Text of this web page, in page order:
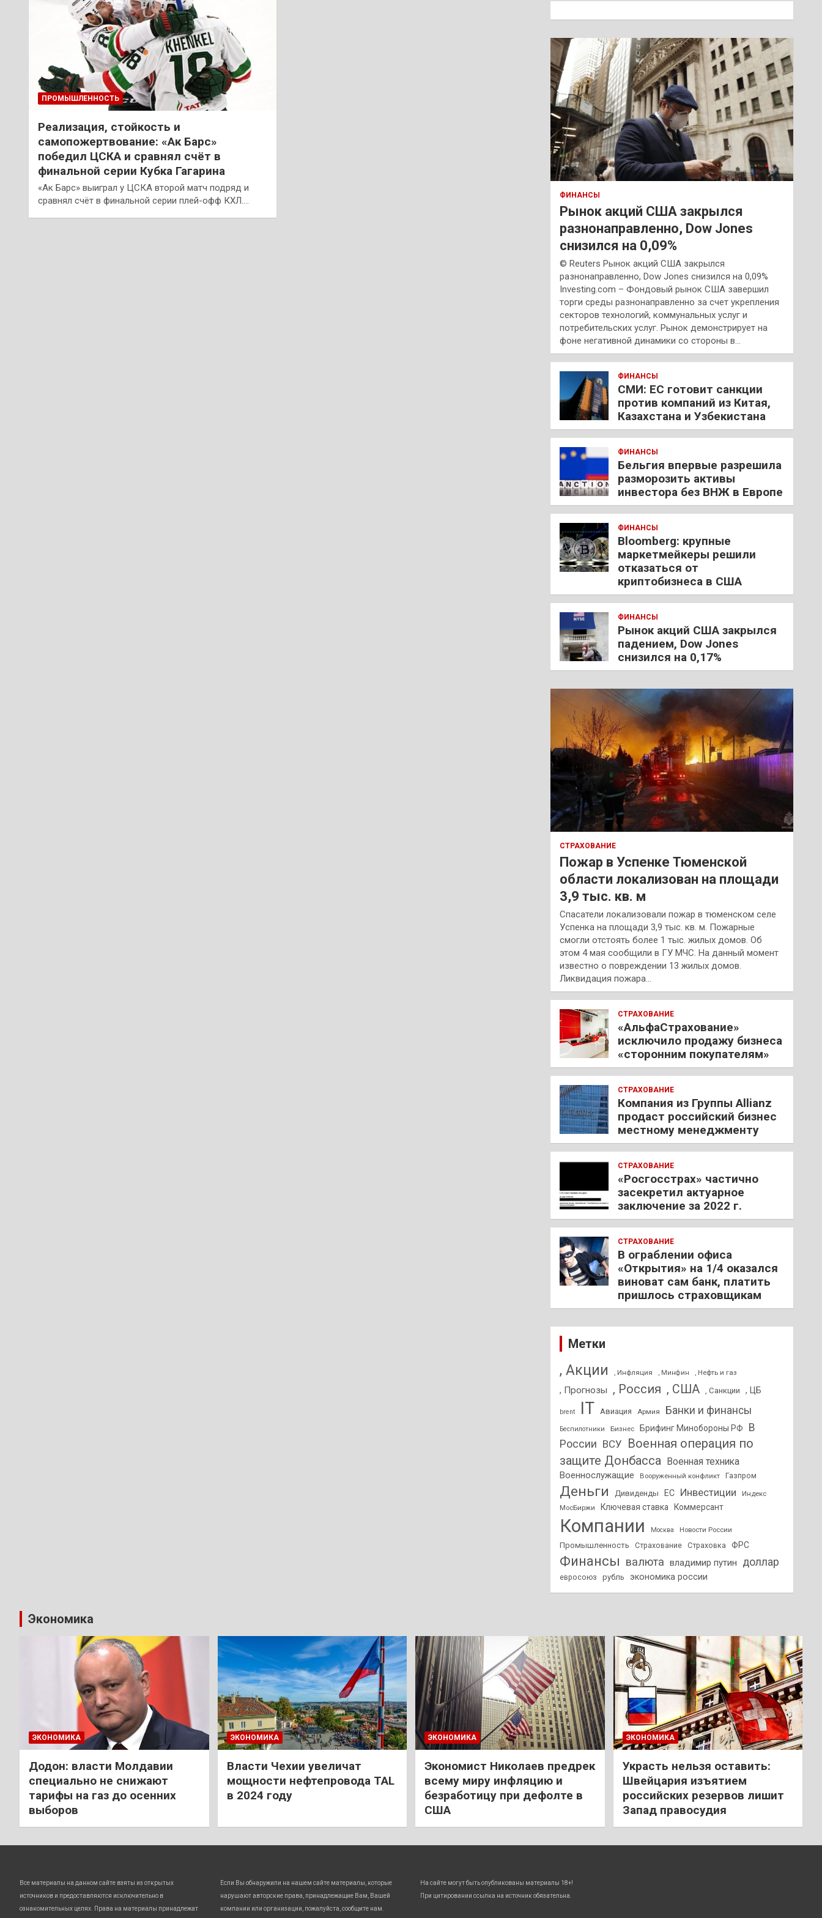
ПРОМЫШЛЕННОСТЬ
Реализация, стойкость и
самопожертвование: «Ак Барс»
победил ЦСКА и сравнял счёт в
финальной серии Кубка Гагарина
«Ак Барс» выиграл у ЦСКА второй матч подряд и
сравнял счёт в финальной серии плей-офф КХЛ.…
к
ФИНАНСЫ
Рынок акций США закрылся
разнонаправленно, Dow Jones
снизился на 0,09%
© Reuters Рынок акций США закрылся
разнонаправленно, Dow Jones снизился на 0,09%
Investing.com – Фондовый рынок США завершил
торги среды разнонаправленно за счет укрепления
секторов технологий, коммунальных услуг и
потребительских услуг. Рынок демонстрирует на
фоне негативной динамики со стороны в…
ФИНАНСЫ
СМИ: ЕС готовит санкции
против компаний из Китая,
Казахстана и Узбекистана
ФИНАНСЫ
Бельгия впервые разрешила
разморозить активы
инвестора без ВНЖ в Европе
ФИНАНСЫ
Bloomberg: крупные
маркетмейкеры решили
отказаться от
криптобизнеса в США
ФИНАНСЫ
Рынок акций США закрылся
падением, Dow Jones
снизился на 0,17%
СТРАХОВАНИЕ
Пожар в Успенке Тюменской
области локализован на площади
3,9 тыс. кв. м
Спасатели локализовали пожар в тюменском селе
Успенка на площади 3,9 тыс. кв. м. Пожарные
смогли отстоять более 1 тыс. жилых домов. Об
этом 4 мая сообщили в ГУ МЧС. На данный момент
известно о повреждении 13 жилых домов.
Ликвидация пожара…
СТРАХОВАНИЕ
«АльфаСтрахование»
исключило продажу бизнеса
«сторонним покупателям»
СТРАХОВАНИЕ
Компания из Группы Allianz
продаст российский бизнес
местному менеджменту
СТРАХОВАНИЕ
«Росгосстрах» частично
засекретил актуарное
заключение за 2022 г.
СТРАХОВАНИЕ
В ограблении офиса
«Открытия» на 1/4 оказался
виноват сам банк, платить
пришлось страховщикам
Метки
, Акции , Инфляция , Минфин , Нефть и газ
, Прогнозы , Россия , США , Санкции , ЦБ
brent IT Авиация Армия Банки и финансы
Беспилотники Бизнес Брифинг Минобороны РФ
В
России ВСУ Военная операция по
защите Донбасса Военная техника
Военнослужащие Вооруженный конфликт Газпром
Деньги Дивиденды ЕС Инвестиции
Индекс
МосБиржи
Ключевая ставка Коммерсант
Компании Москва Новости России
Промышленность Страхование Страховка ФРС
Финансы валюта владимир путин доллар
евросоюз рубль экономика россии
Экономика
ЭКОНОМИКА
Додон: власти Молдавии
специально не снижают
тарифы на газ до осенних
выборов
ЭКОНОМИКА
Власти Чехии увеличат
мощности нефтепровода TAL
в 2024 году
ЭКОНОМИКА
Экономист Николаев предрек
всему миру инфляцию и
безработицу при дефолте в
США
ЭКОНОМИКА
Украсть нельзя оставить:
Швейцария изъятием
российских резервов лишит
Запад правосудия
Все материалы на данном сайте взяты из открытых
источников и предоставляются исключительно в
ознакомительных целях. Права на материалы принадлежат
Если Вы обнаружили на нашем сайте материалы, которые
нарушают авторские права, принадлежащие Вам, Вашей
компании или организации, пожалуйста, сообщите нам.
На сайте могут быть опубликованы материалы 18+!
При цитировании ссылка на источник обязательна.